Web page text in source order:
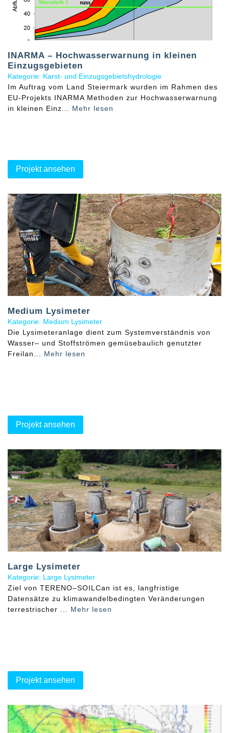
INARMA – Hochwasserwarnung in kleinen
Einzugsgebieten
Kategorie: Karst- und Einzugsgebietshydrologie
Im Auftrag vom Land Steiermark wurden im Rahmen des
EU-Projekts INARMA Methoden zur Hochwasserwarnung
in kleinen Einz... Mehr lesen
Projekt ansehen
Medium Lysimeter
Kategorie: Medium Lysimeter
Die Lysimeteranlage dient zum Systemverständnis von
Wasser– und Stoffströmen gemüsebaulich genutzter
Freilan... Mehr lesen
Projekt ansehen
Large Lysimeter
Kategorie: Large Lysimeter
Ziel von TERENO–SOILCan ist es, langfristige
Datensätze zu klimawandelbedingten Veränderungen
terrestrischer ... Mehr lesen
Projekt ansehen